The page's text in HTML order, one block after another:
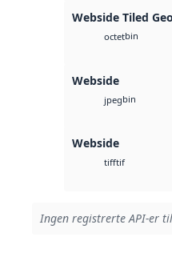
Webside Tiled
octetbin
Webside
jpegbin
Webside
tifftif
Ingen registrerte API-er